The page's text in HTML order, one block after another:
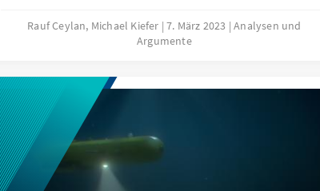
sozialräumlichen Kontext von Straßengewalt
entfacht. Vor allem, nachdem sich Innenministerin
bestimmter Jugendlicher mit Migrationshintergrund
in Deutschland geäußert hat. Diese Publikation greift
die Frage nach den Ursachen von Gewalt und nach
Konsequenzen auf.
Rauf Ceylan, Michael Kiefer 7. März 2023
Analysen und
Argumente